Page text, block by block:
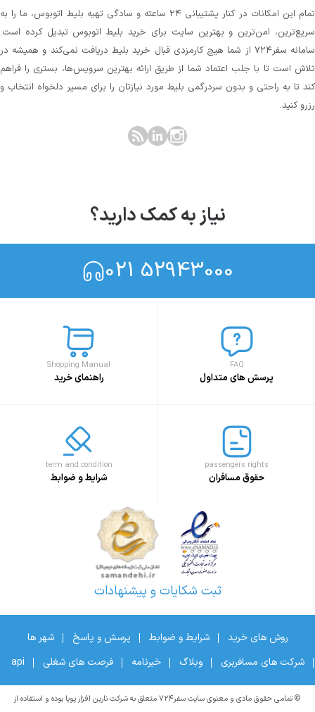
تمام این امکانات در کنار پشتیبانی‌ ۲۴ ساعته و سادگی تهیه بلیط اتوبوس، ما را به
سریع‌ترین، امن‌ترین و بهترین سایت برای خرید بلیط اتوبوس تبدیل کرده است.
سامانه سفر۷۲۴ از شما هیچ کارمزدی قبال خرید بلیط دریافت نمی‌کند و همیشه در
تلاش است تا با جلب اعتماد شما از طریق ارائه بهترین سرویس‌ها، بستری را فراهم
کند تا به راحتی و بدون سردرگمی بلیط مورد نیازتان را برای مسیر دلخواه انتخاب و
رزرو کنید.
نیاز به کمک دارید؟
021 52943000
FAQ
پرسش های متداول
Shopping Manual
راهنمای خرید
passengers rights
حقوق مسافران
term and condition
شرایط و ضوابط
ثبت شکایات و پیشنهادات
روش های خرید شرایط و ضوابط پرسش و پاسخ
شهر ها
شرکت های مسافربری
وبلاگ خبرنامه فرصت های شغلی api
© تمامی حقوق مادی و معنوی سایت سفر۷۲۴ متعلق به شرکت نارین افزار پویا بوده و استفاده از